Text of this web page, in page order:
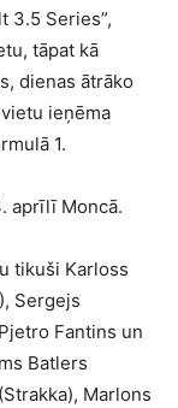
3.5 Series”,
tāpat kā
dienas ātrāko
ieņēma
1.
aprīlī Moncā.
tikuši Karloss
Sergejs
Fantins un
Batlers
Marlons